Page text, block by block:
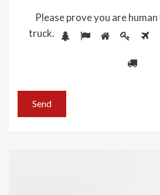
Please prove you are
truck.